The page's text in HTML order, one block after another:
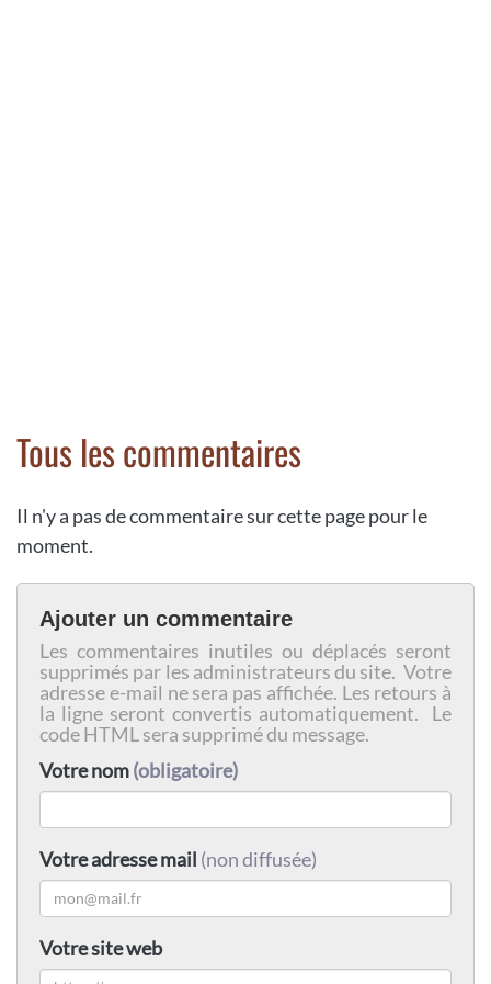
Tous les commentaires
Il n'y a pas de commentaire sur cette page pour le
moment.
Ajouter un commentaire
Les commentaires inutiles ou déplacés seront
supprimés par les administrateurs du site. Votre
adresse e-mail ne sera pas affichée. Les retours à
la ligne seront convertis automatiquement. Le
code HTML sera supprimé du message.
Votre nom(obligatoire)
Votre adresse mail (non diffusée)
Votre site web